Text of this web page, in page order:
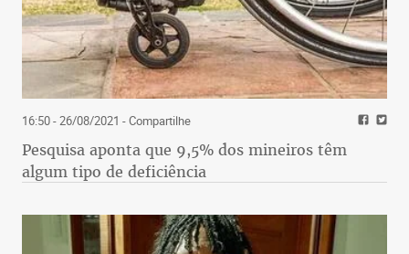
16:50 - 26/08/2021 - Compartilhe
Pesquisa aponta que 9,5% dos mineiros têm
algum tipo de deficiência